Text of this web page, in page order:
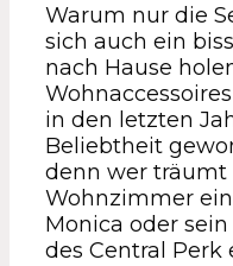
Warum nur die
sich auch ein
nach Hause
in den letzten
Beliebtheit
denn wer träumt
Wohnzimmer
Monica oder
des Central Perk